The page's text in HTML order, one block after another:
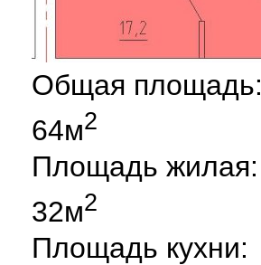
Общая площадь:
64м2
Площадь жилая:
32м2
Площадь кухни: